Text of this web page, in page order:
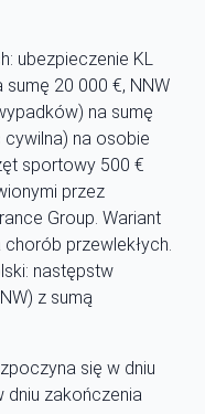
ubezpieczenie KL
20 000 €, NNW
na sumę
na osobie
sportowy 500 €
przez
Group. Wariant
przewlekłych.
następstw
z sumą
się w dniu
dniu zakończenia